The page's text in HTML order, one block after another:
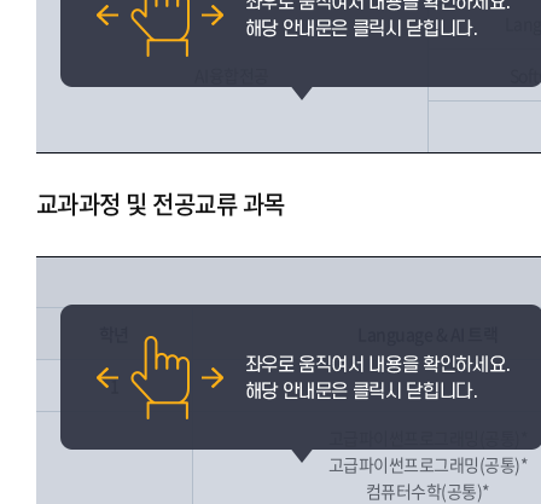
교과과정 및 전공교류 과목
1
고급파이썬프로그래밍(공통)*
컴퓨터수학(공통)*